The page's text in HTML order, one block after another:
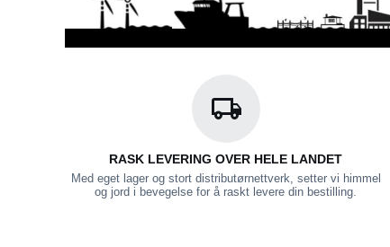
RASK LEVERING OVER HELE LANDET
Med eget lager og stort distributørnettverk, setter vi himmel
og jord i bevegelse for å raskt levere din bestilling.